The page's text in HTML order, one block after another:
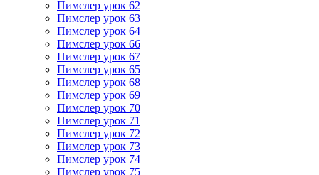
Пимслер урок 62
Пимслер урок 63
Пимслер урок 64
Пимслер урок 66
Пимслер урок 67
Пимслер урок 65
Пимслер урок 68
Пимслер урок 69
Пимслер урок 70
Пимслер урок 71
Пимслер урок 72
Пимслер урок 73
Пимслер урок 74
Пимслер урок 75